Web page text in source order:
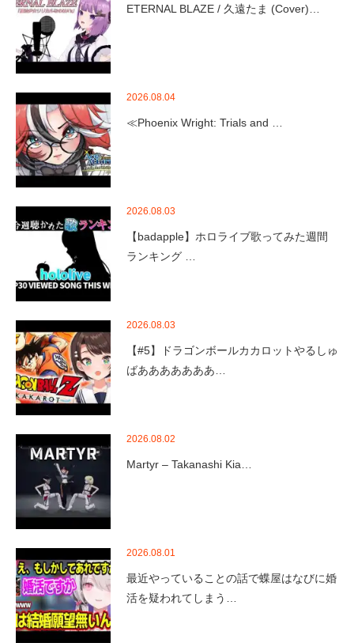
ETERNAL BLAZE / 久遠たま (Cover)…
2026.08.04
≪Phoenix Wright: Trials and …
2026.08.03
【badapple】ホロライブ歌ってみた週間
ランキング …
2026.08.03
【#5】ドラゴンボールカカロットやるしゅ
ばあああああああ…
2026.08.02
Martyr – Takanashi Kia…
2026.08.01
最近やっていることの話で蝶屋はなびに婚
活を疑われてしまう…